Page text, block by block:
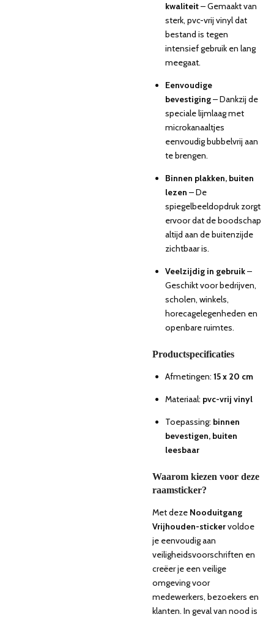
kwaliteit– Gemaakt van
sterk, pvc-vrij vinyl dat
bestand is tegen
intensief gebruik en lang
meegaat.
Eenvoudige
bevestiging– Dankzij de
speciale lijmlaag met
microkanaaltjes
eenvoudig bubbelvrij aan
te brengen.
Binnen plakken, buiten
lezen – De
spiegelbeeldopdruk zorgt
ervoor dat de boodschap
altijd aan de buitenzijde
zichtbaar is.
Veelzijdig in gebruik–
Geschikt voor bedrijven,
scholen, winkels,
horecagelegenheden en
openbare ruimtes.
Productspecificaties
Afmetingen: 15 x 20 cm
Materiaal: pvc-vrij vinyl
Toepassing: binnen
bevestigen, buiten
leesbaar
Waarom kiezen voor deze
raamsticker?
Met deze Nooduitgang
Vrijhouden-stickervoldoe
je eenvoudig aan
veiligheidsvoorschriften en
creëer je een veilige
omgeving voor
medewerkers, bezoekers en
klanten. In geval van nood is